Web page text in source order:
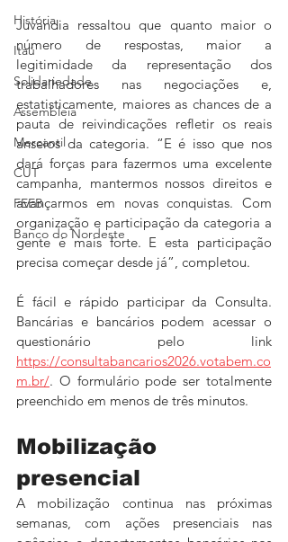
História
Itaú
Solidariedade
Assembleia
Mercantil
CUT
FEEB
Banco do Nordeste
Juvandia ressaltou que quanto maior o
número de respostas, maior a
legitimidade da representação dos
trabalhadores nas negociações e,
estatisticamente, maiores as chances de a
pauta de reivindicações refletir os reais
anseios da categoria. “E é isso que nos
dará forças para fazermos uma excelente
campanha, mantermos nossos direitos e
avançarmos em novas conquistas. Com
organização e participação da categoria a
gente é mais forte. E esta participação
precisa começar desde já”, completou.
É fácil e rápido participar da Consulta.
Bancárias e bancários podem acessar o
https://consultabancarios2026.votabem.co
m.br/. O formulário pode ser totalmente
preenchido em menos de três minutos.
Mobilização
presencial
A mobilização continua nas próximas
semanas, com ações presenciais nas